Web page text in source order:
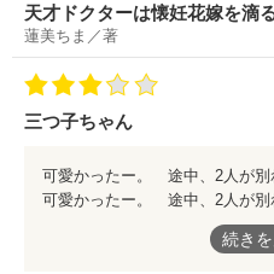
天才ドクターは懐妊花嫁を滴
蓮美ちま／著
三つ子ちゃん
可愛かったー。 途中、2人が別
子の可愛い姿が見れないのが残
続き